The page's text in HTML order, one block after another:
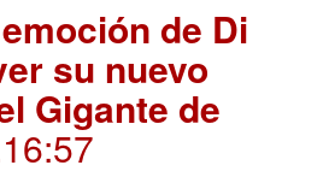
de Di
su nuevo
Gigante de